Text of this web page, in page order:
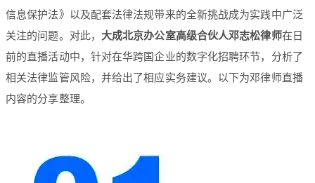
信息保护法》以及配套法律法规带来的全新挑战成为实践中广泛
关注的问题。对此， 大成北京办公室高级合伙人邓志松律师在日
前的直播活动中，针对在华跨国企业的数字化招聘环节，分析了
相关法律监管风险，并给出了相应实务建议。以下为邓律师直播
内容的分享整理。